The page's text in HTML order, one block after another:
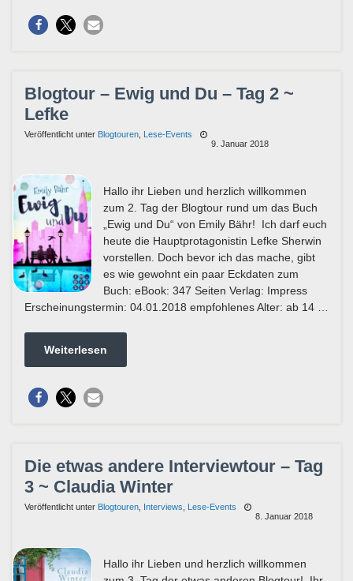
Blogtour – Ewig und Du – Tag 2 ~
Lefke
Veröffentlicht unter Blogtouren Lese-Events
9. Januar 2018
Hallo ihr Lieben und herzlich willkommen
zum 2. Tag der Blogtour rund um das Buch
„Ewig und Du“ von Emily Bähr! Ich darf euch
heute die Hauptprotagonistin Lefke Sherwin
vorstellen. Doch bevor ich das mache, gibt
es wie gewohnt ein paar Eckdaten zum
Buch: eBook: 347 Seiten Verlag: Impress
Erscheinungstermin: 04.01.2018 empfohlenes Alter: ab 14 …
Weiterlesen
Die etwas andere Interviewtour – Tag
3 ~ Claudia Winter
Veröffentlicht unter Blogtouren Interviews
Lese-Events
8. Januar 2018
Hallo ihr Lieben und herzlich willkommen